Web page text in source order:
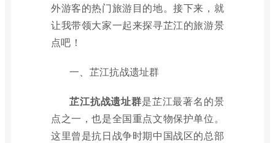
外游客的热门旅游目的地。接下来，就
让我带领大家一起来探寻芷江的旅游景
点吧！
一、芷江抗战遗址群
芷江抗战遗址群是芷江最著名的景
点之一，也是全国重点文物保护单位。
这里曾是抗日战争时期中国战区的总部